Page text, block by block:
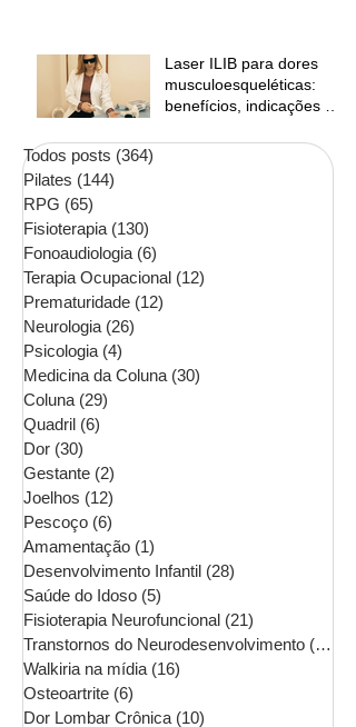
Laser ILIB para dores
musculoesqueléticas:
benefícios, indicações e
Todos posts (364)
Pilates (144)
RPG (65)
Fisioterapia (130)
Fonoaudiologia (6)
Terapia Ocupacional (12)
Prematuridade (12)
Neurologia (26)
Psicologia (4)
Medicina da Coluna (30)
Coluna (29)
Quadril (6)
Dor (30)
Gestante (2)
Joelhos (12)
Pescoço (6)
Amamentação (1)
Desenvolvimento Infantil (28)
Saúde do Idoso (5)
Fisioterapia Neurofuncional (21)
Transtornos do Neurodesenvolvimento (16)
Walkiria na mídia (16)
Osteoartrite (6)
Dor Lombar Crônica (10)